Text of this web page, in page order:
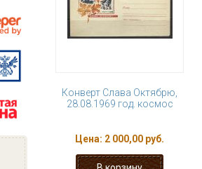
Конверт Слава Октябрю,
28.08.1969 год. космос
Цена: 2 000,00 руб.